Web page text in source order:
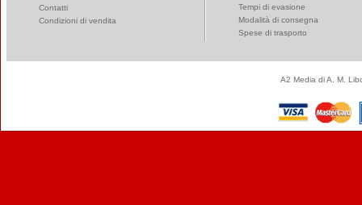
Contatti
Condizioni di vendita
Tempi di evasione
Modalità di consegna
Spese di trasporto
A2 Media di A. M.